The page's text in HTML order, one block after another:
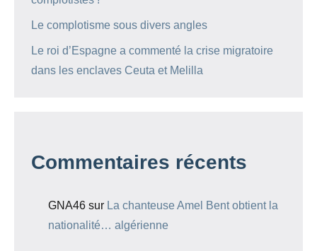
Le complotisme sous divers angles
Le roi d’Espagne a commenté la crise migratoire
dans les enclaves Ceuta et Melilla
Commentaires récents
GNA46 sur La chanteuse Amel Bent obtient la
nationalité… algérienne